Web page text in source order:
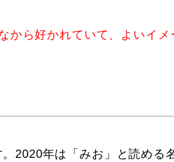
から好かれていて、よいイメ
2020年は「みお」と読める